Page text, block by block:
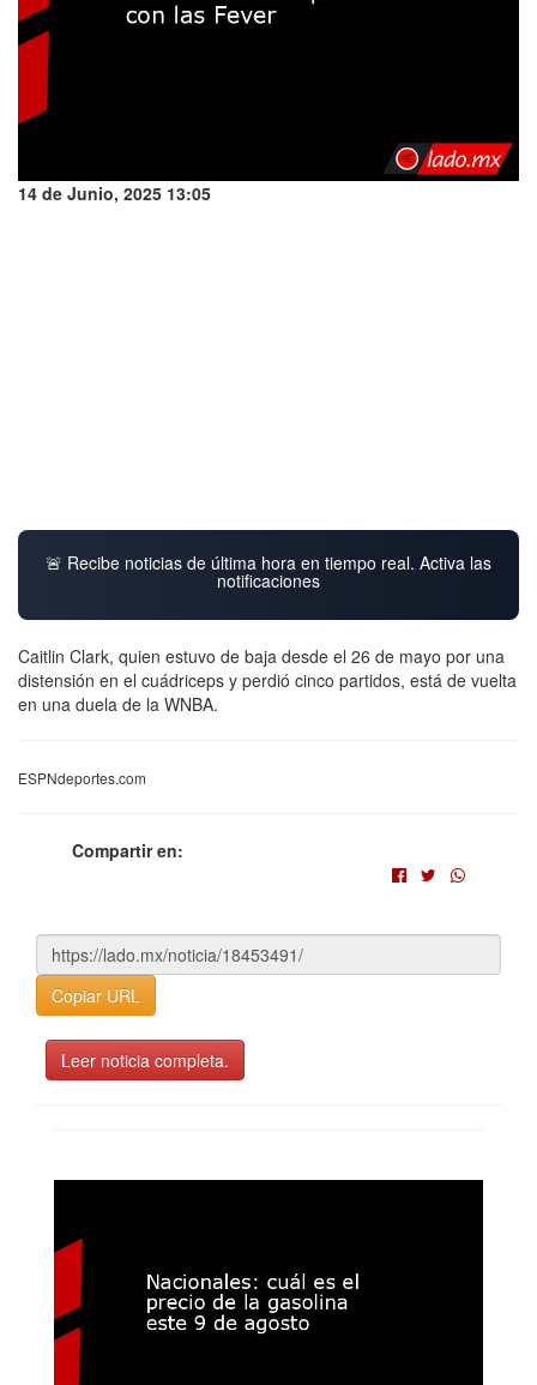
14 de Junio, 2025 13:05
🚨 Recibe noticias de última hora en tiempo real. Activa las
notificaciones
Caitlin Clark, quien estuvo de baja desde el 26 de mayo por una
distensión en el cuádriceps y perdió cinco partidos, está de vuelta
en una duela de la WNBA.
ESPNdeportes.com
Compartir en:
Copiar URL
Leer noticia completa.